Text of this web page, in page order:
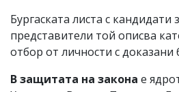
Бургаската листа с кандидати
представители той описва
отбор от личности с доказани
В защитата на закона е